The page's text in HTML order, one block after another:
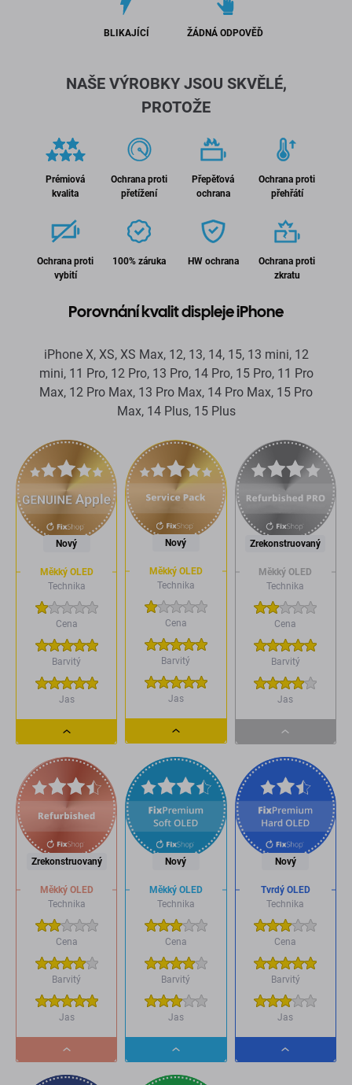
BLIKAJÍCÍ ŽÁDNÁ ODPOVĚĎ
NAŠE VÝROBKY JSOU SKVĚLÉ,
PROTOŽE
Prémiová
kvalita
Ochrana proti
přetížení
Přepěťová
ochrana
Ochrana proti
přehřátí
Ochrana proti
vybití
100% záruka HW ochrana
Ochrana proti
zkratu
Porovnání kvalit displeje iPhone
iPhone X, XS, XS Max, 12, 13, 14, 15, 13 mini, 12
mini, 11 Pro, 12 Pro, 13 Pro, 14 Pro, 15 Pro, 11 Pro
Max, 12 Pro Max, 13 Pro Max, 14 Pro Max, 15 Pro
Max, 14 Plus, 15 Plus
Nový
Měkký OLED
Technika
Cena
Barvitý
Jas
Dropdown
button
Nový
Měkký OLED
Technika
Cena
Barvitý
Jas
Dropdown
button
Zrekonstruovaný
Měkký OLED
Technika
Cena
Barvitý
Jas
Dropdown
button
Zrekonstruovaný
Měkký OLED
Technika
Cena
Barvitý
Jas
Dropdown
button
Nový
Měkký OLED
Technika
Cena
Barvitý
Jas
Dropdown
button
Nový
Tvrdý OLED
Technika
Cena
Barvitý
Jas
Dropdown